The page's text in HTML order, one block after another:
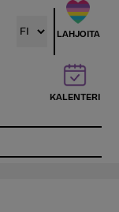
LAHJOITA
KALENTERI